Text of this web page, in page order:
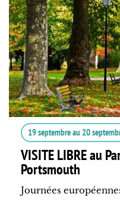
19 septembreau 20
VISITE LIBRE au
Portsmouth
Journées